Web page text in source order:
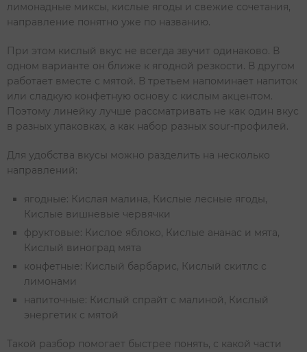
лимонадные миксы, кислые ягоды и свежие сочетания,
направление понятно уже по названию.
При этом кислый вкус не всегда звучит одинаково. В
одном варианте он ближе к ягодной резкости. В другом
работает вместе с мятой. В третьем напоминает напиток
или сладкую конфетную основу с кислым акцентом.
Поэтому линейку лучше рассматривать не как один вкус
в разных упаковках, а как набор разных sour-профилей.
Для удобства вкусы можно разделить на несколько
направлений:
ягодные: Кислая малина, Кислые лесные ягоды,
Кислые вишневые червячки
фруктовые: Кислое яблоко, Кислые ананас и мята,
Кислый виноград мята
конфетные: Кислый барбарис, Кислый скитлс с
лимонами
напиточные: Кислый спрайт с малиной, Кислый
энергетик с мятой
Такой разбор помогает быстрее понять, с какой части